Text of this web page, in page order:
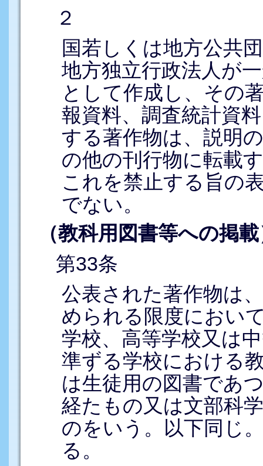
２
国若しくは地方公共
地方独立行政法人が
として作成し、その
報資料、調査統計資
する著作物は、説明
の他の刊行物に転載
これを禁止する旨の
でない。
（教科用図書等への掲
第33条
公表された著作物は
められる限度におい
学校、高等学校又は
準ずる学校における
は生徒用の図書であ
経たもの又は文部科
のをいう。以下同じ
る。